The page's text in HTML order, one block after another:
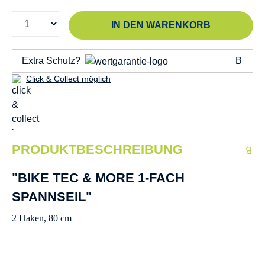
IN DEN WARENKORB
Extra Schutz?
Click & Collect möglich
PRODUKTBESCHREIBUNG
"BIKE TEC & MORE 1-FACH
SPANNSEIL"
2 Haken, 80 cm